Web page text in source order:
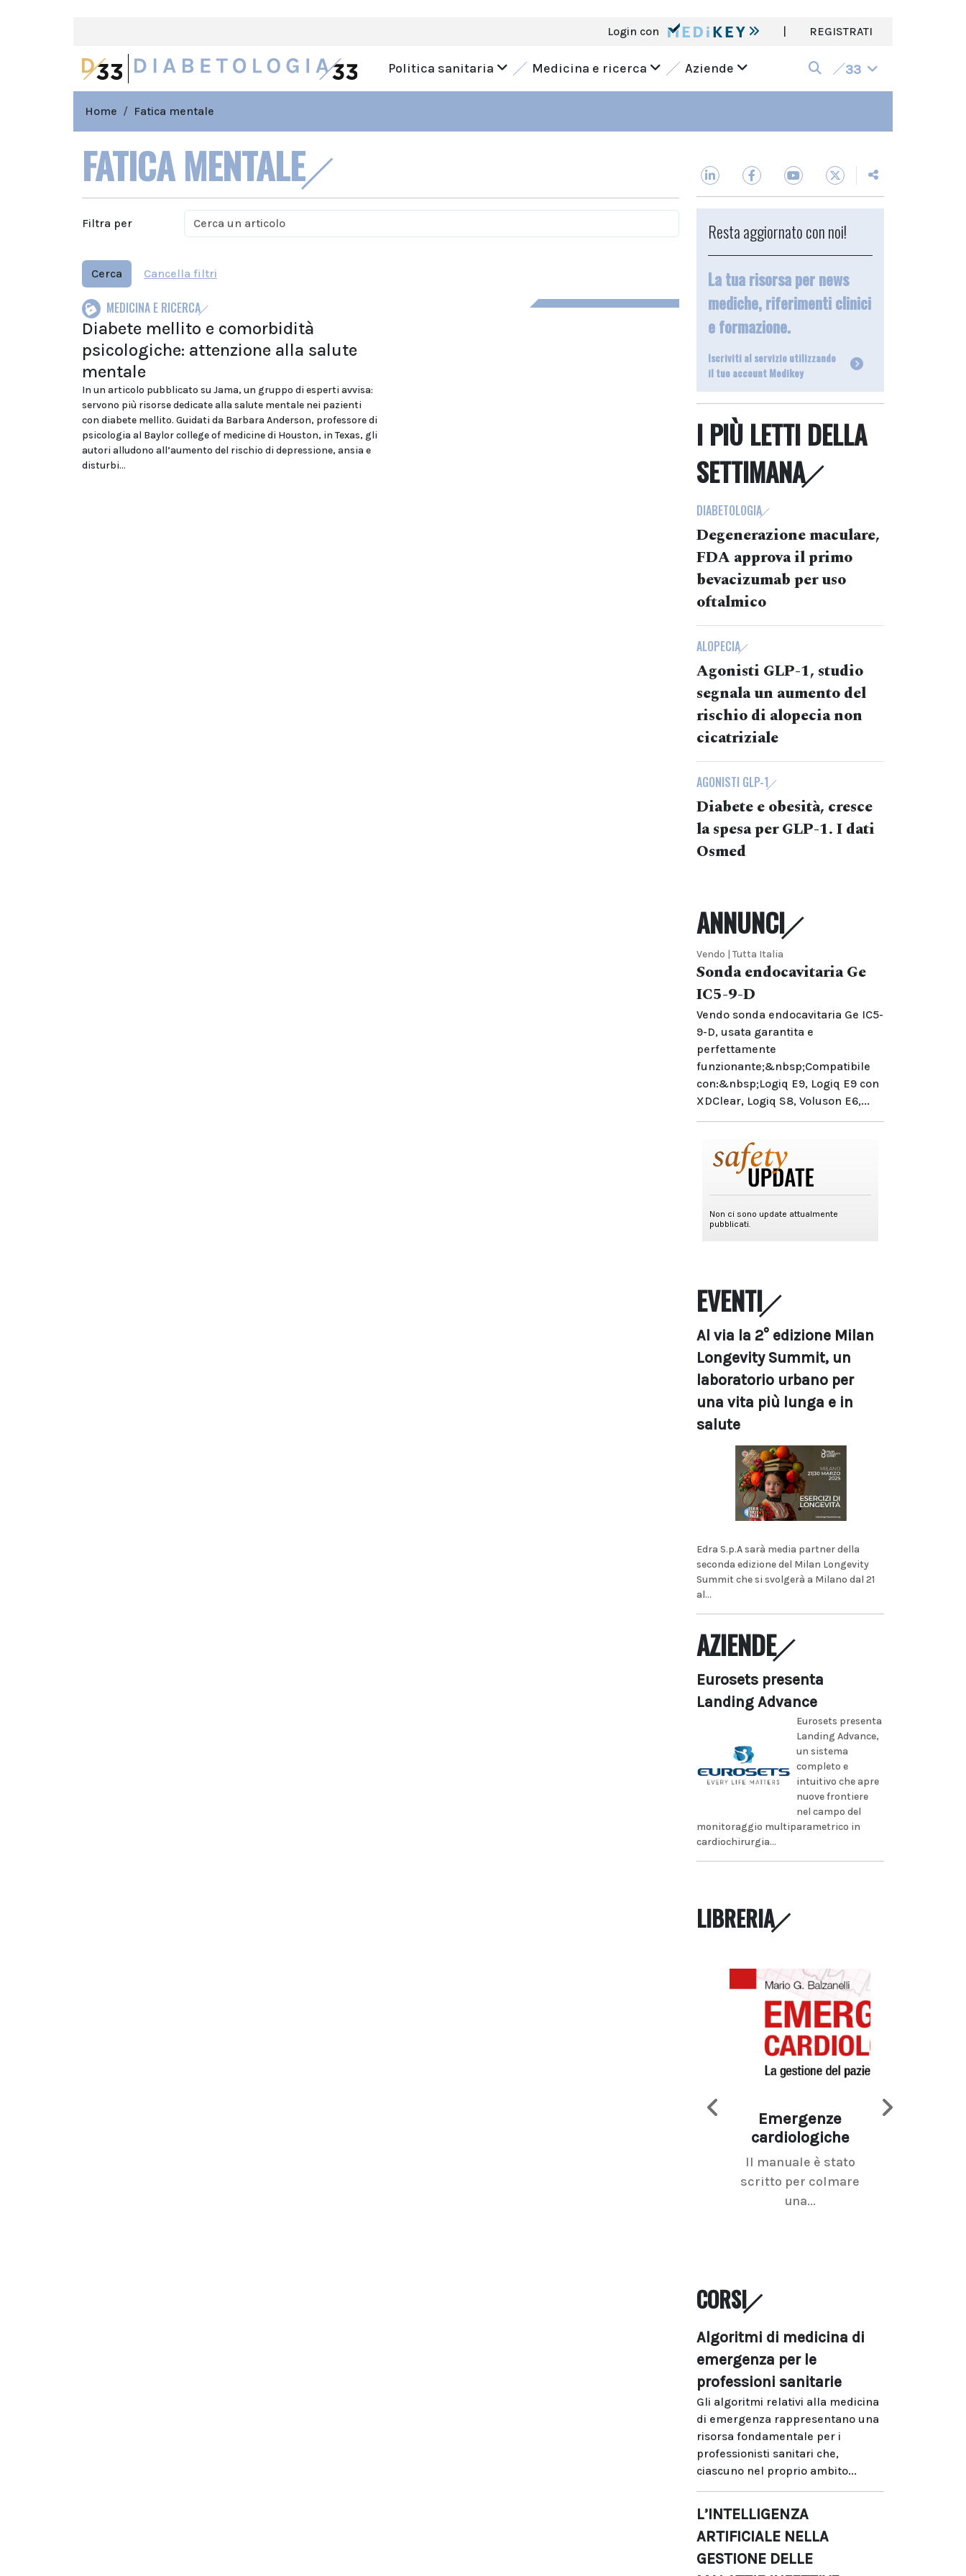
Login con | REGISTRATI
Politica sanitaria Medicina e ricerca Aziende 33
Home Fatica mentale
FATICA MENTALE
Filtra per
Cerca Cancella filtri
MEDICINA E RICERCA
Diabete mellito e comorbidità
psicologiche: attenzione alla salute
mentale
In un articolo pubblicato su Jama, un gruppo di esperti avvisa:
servono più risorse dedicate alla salute mentale nei pazienti
con diabete mellito. Guidati da Barbara Anderson, professore di
psicologia al Baylor college of medicine di Houston, in Texas, gli
autori alludono all’aumento del rischio di depressione, ansia e
disturbi...
Resta aggiornato con noi!
La tua risorsa per news
mediche, riferimenti clinici
e formazione.
Iscriviti al servizio utilizzando
il tuo account Medikey
I PIÙ LETTI DELLA
SETTIMANA
DIABETOLOGIA
Degenerazione maculare,
FDA approva il primo
bevacizumab per uso
oftalmico
ALOPECIA
Agonisti GLP-1, studio
segnala un aumento del
rischio di alopecia non
cicatriziale
AGONISTI GLP-1
Diabete e obesità, cresce
la spesa per GLP-1. I dati
Osmed
ANNUNCI
Vendo | Tutta Italia
Sonda endocavitaria Ge
IC5-9-D
Vendo sonda endocavitaria Ge IC5-
9-D, usata garantita e
perfettamente
funzionante;&nbsp;Compatibile
con:&nbsp;Logiq E9, Logiq E9 con
XDClear, Logiq S8, Voluson E6,...
EVENTI
Al via la 2° edizione Milan
Longevity Summit, un
laboratorio urbano per
una vita più lunga e in
salute
Edra S.p.A sarà media partner della
seconda edizione del Milan Longevity
Summit che si svolgerà a Milano dal 21
al...
AZIENDE
Eurosets presenta
Landing Advance
Eurosets presenta
Landing Advance,
un sistema
completo e
intuitivo che apre
nuove frontiere
nel campo del
monitoraggio multiparametrico in
cardiochirurgia...
LIBRERIA
Emergenze
cardiologiche
Il manuale è stato
scritto per colmare
una...
CORSI
Algoritmi di medicina di
emergenza per le
professioni sanitarie
Gli algoritmi relativi alla medicina
di emergenza rappresentano una
risorsa fondamentale per i
professionisti sanitari che,
ciascuno nel proprio ambito...
L’INTELLIGENZA
ARTIFICIALE NELLA
GESTIONE DELLE